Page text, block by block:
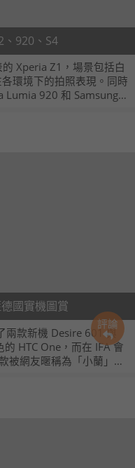
評論
、920、S4
Xperia Z1，場景包括白
環境下的拍照表現。同時
Lumia 920 和 Samsung
國實機圖賞
兩款新機 Desire 601 與
HTC One，而在 IFA 會
被網友暱稱為「小蘭」